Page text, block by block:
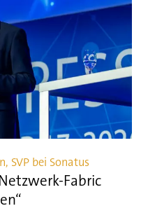
SVP bei Sonatus
Fabric